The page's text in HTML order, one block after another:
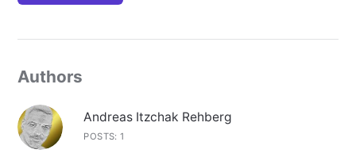
Authors
Andreas Itzchak Rehberg
POSTS: 1